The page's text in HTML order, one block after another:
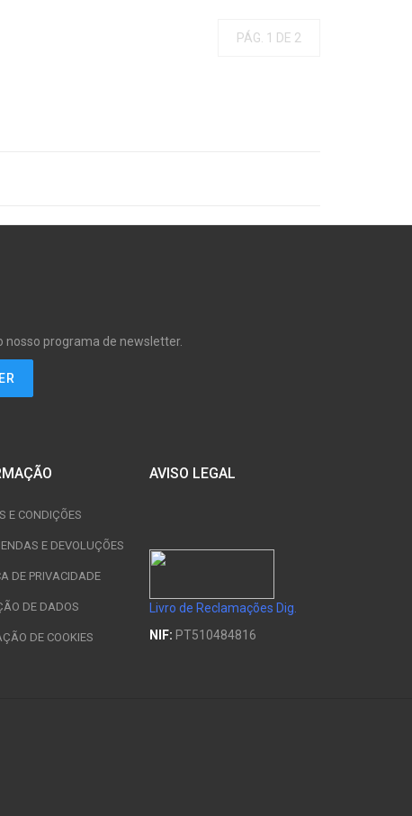
PÁG. 1 DE 2
programa de newsletter.
E CONDIÇÕES
E DEVOLUÇÕES
DE PRIVACIDADE
DE DADOS
DE COOKIES
AVISO LEGAL
Livro de Reclamações Dig.
NIF: PT510484816